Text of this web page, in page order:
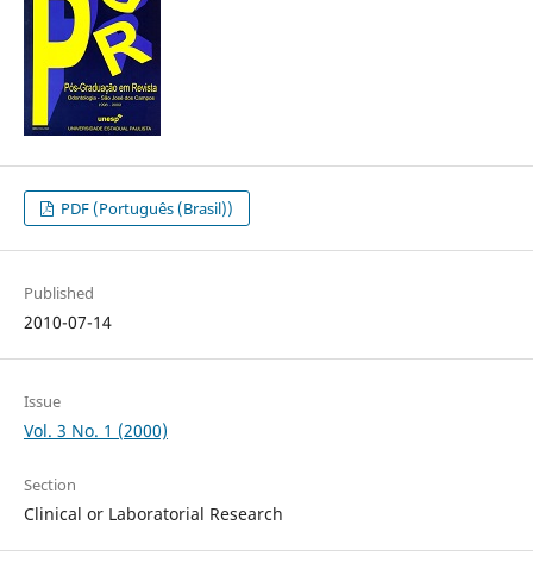
PDF (Português (Brasil))
Published
2010-07-14
Issue
Vol. 3 No. 1 (2000)
Section
Clinical or Laboratorial Research